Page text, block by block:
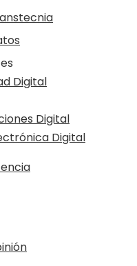
Digital
Digital
Digital